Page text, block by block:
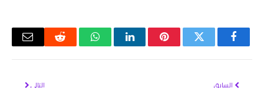
فيسبوكتويتر بينتيريستلينكدإن واتسابرديت
البريد
السابق التالي